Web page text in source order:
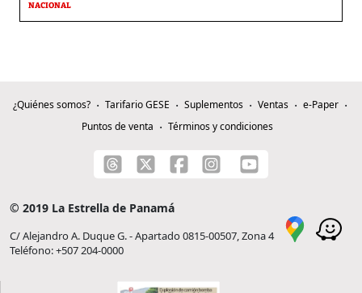
NACIONAL
¿Quiénes somos? Tarifario GESE Suplementos Ventas
e-Paper
Puntos de venta
Términos y condiciones
© 2019 La Estrella de Panamá
C/ Alejandro A. Duque G. - Apartado 0815-00507, Zona 4
Teléfono: +507 204-0000